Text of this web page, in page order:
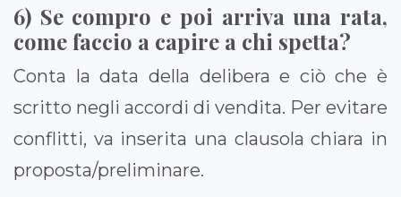
6) Se compro e poi arriva una rata,
come faccio a capire a chi spetta?
Conta la data della delibera e ciò che è
scritto negli accordi di vendita. Per evitare
conflitti, va inserita una clausola chiara in
proposta/preliminare.